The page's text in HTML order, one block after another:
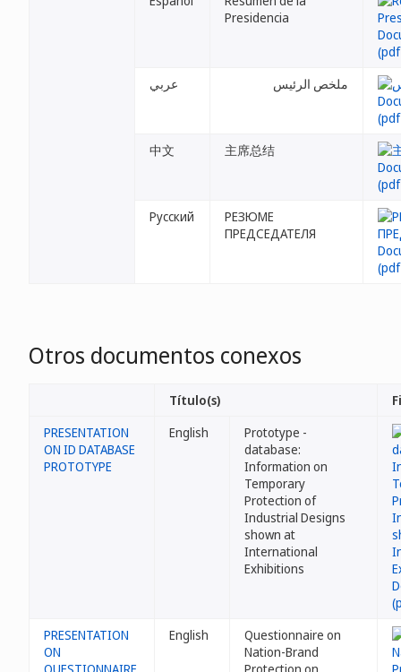
Presidencia
عربي ملخص الرئيس
中文 主席总结
Русский
РЕЗЮМЕ
ПРЕДСЕДАТЕЛЯ
Otros documentos conexos
Título(s)
PRESENTATION
ON ID DATABASE
PROTOTYPE
English
Prototype -
database:
Information on
Temporary
Protection of
Industrial Designs
shown at
International
Exhibitions
PRESENTATION
ON
English
Questionnaire on
Nation-Brand